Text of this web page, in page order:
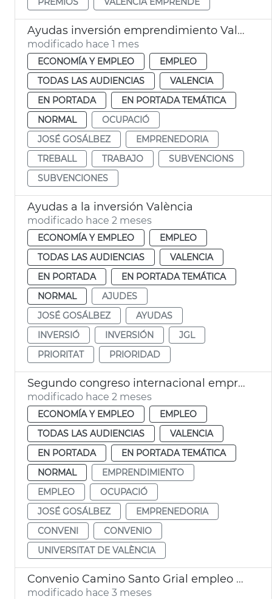
Ayudas inversión emprendimiento València
modificado hace 1 mes
ECONOMÍA Y EMPLEO
EMPLEO
TODAS LAS AUDIENCIAS
VALENCIA
EN PORTADA
EN PORTADA TEMÁTICA
NORMAL
OCUPACIÓ
JOSÉ GOSÁLBEZ
EMPRENEDORIA
TREBALL
TRABAJO
SUBVENCIONS
SUBVENCIONES
Ayudas a la inversión València
modificado hace 2 meses
ECONOMÍA Y EMPLEO
EMPLEO
TODAS LAS AUDIENCIAS
VALENCIA
EN PORTADA
EN PORTADA TEMÁTICA
NORMAL
AJUDES
JOSÉ GOSÁLBEZ
AYUDAS
INVERSIÓ
INVERSIÓN
JGL
PRIORITAT
PRIORIDAD
Segundo congreso internacional emprendimiento València
modificado hace 2 meses
ECONOMÍA Y EMPLEO
EMPLEO
TODAS LAS AUDIENCIAS
VALENCIA
EN PORTADA
EN PORTADA TEMÁTICA
NORMAL
EMPRENDIMIENTO
EMPLEO
OCUPACIÓ
JOSÉ GOSÁLBEZ
EMPRENEDORIA
CONVENI
CONVENIO
UNIVERSITAT DE VALÈNCIA
Convenio Camino Santo Grial empleo y proyección internacional
modificado hace 3 meses